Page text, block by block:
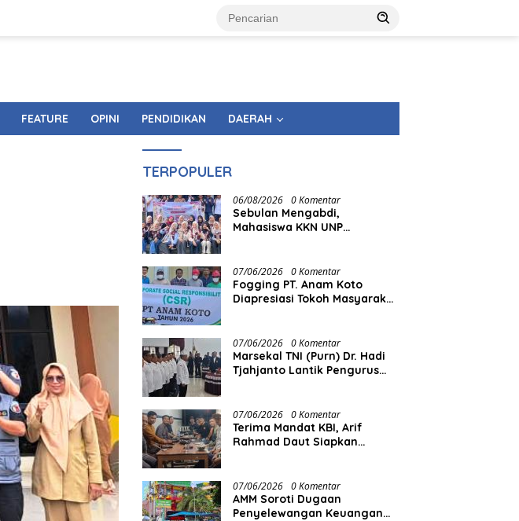
FEATURE OPINI PENDIDIKAN DAERAH
TERPOPULER
06/08/2026 0 Komentar
Sebulan Mengabdi,
Mahasiswa KKN UNP
Sungai Talang
07/06/2026 0 Komentar
Fogging PT. Anam Koto
Diapresiasi Tokoh Masyarakat
07/06/2026 0 Komentar
Marsekal TNI (Purn) Dr. Hadi
Tjahjanto Lantik Pengurus
07/06/2026 0 Komentar
Terima Mandat KBI, Arif
Rahmad Daut Siapkan
07/06/2026 0 Komentar
AMM Soroti Dugaan
Penyelewangan Keuangan